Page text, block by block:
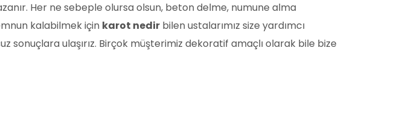
Her ne sebeple olursa olsun, beton delme, numune alma
kalabilmek için karot nedir bilen ustalarımız size yardımcı
sonuçlara ulaşırız. Birçok müşterimiz dekoratif amaçlı olarak bile bize